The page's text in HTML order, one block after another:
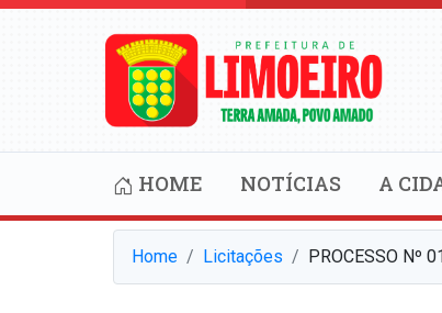
HOME NOTÍCIAS A
Home Licitações PROCESSO Nº